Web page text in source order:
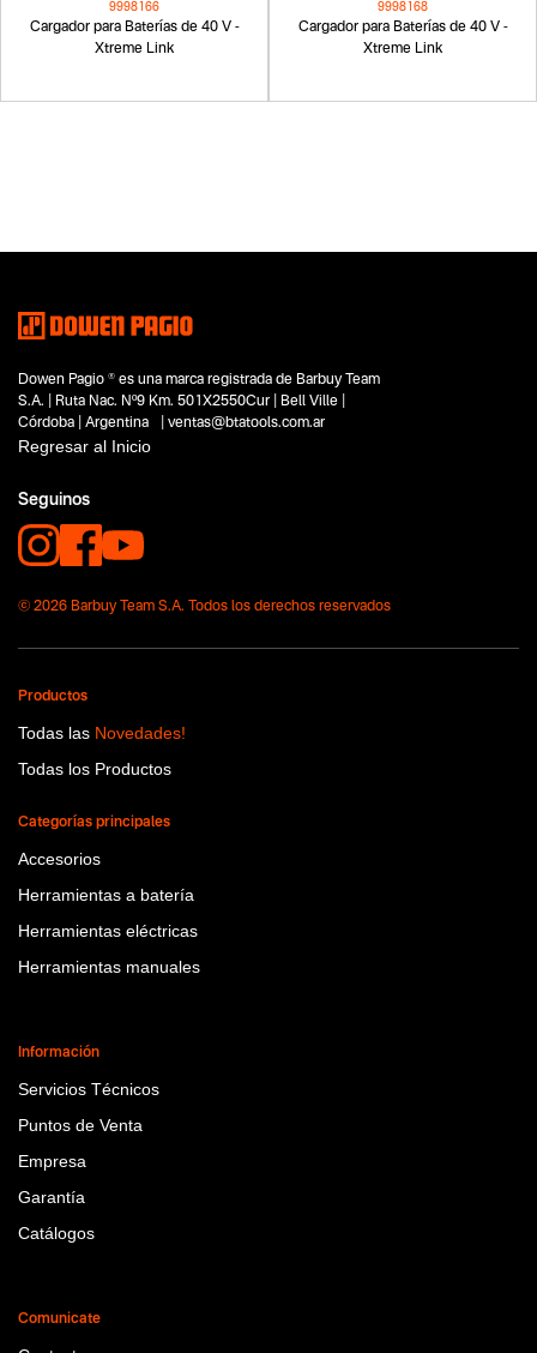
Cargador para Baterías de 40 V -
Xtreme Link
9998166
Cargador para Baterías de 40 V -
Xtreme Link
9998168
Dowen Pagio ® es una marca registrada de Barbuy Team
S.A. | Ruta Nac. Nº9 Km. 501X2550Cur | Bell Ville |
Córdoba | Argentina | ventas@btatools.com.ar
Regresar al Inicio
Seguinos
© 2026 Barbuy Team S.A. Todos los derechos reservados
Productos
Todas las Novedades!
Todas los Productos
Categorías principales
Accesorios
Herramientas a batería
Herramientas eléctricas
Herramientas manuales
Información
Servicios Técnicos
Puntos de Venta
Empresa
Garantía
Catálogos
Comunicate